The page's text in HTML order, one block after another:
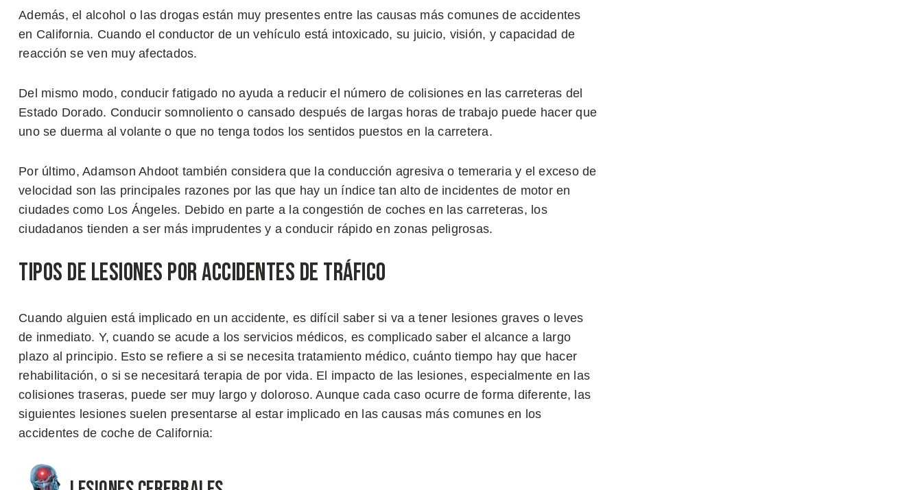
Además, el alcohol o las drogas están muy presentes entre las causas más comunes de accidentes
en California. Cuando el conductor de un vehículo está intoxicado, su juicio, visión, y capacidad de
reacción se ven muy afectados.
Del mismo modo, conducir fatigado no ayuda a reducir el número de colisiones en las carreteras del
Estado Dorado. Conducir somnoliento o cansado después de largas horas de trabajo puede hacer que
uno se duerma al volante o que no tenga todos los sentidos puestos en la carretera.
Por último, Adamson Ahdoot también considera que la conducción agresiva o temeraria y el exceso de
velocidad son las principales razones por las que hay un índice tan alto de incidentes de motor en
ciudades como Los Ángeles. Debido en parte a la congestión de coches en las carreteras, los
ciudadanos tienden a ser más imprudentes y a conducir rápido en zonas peligrosas.
Tipos de Lesiones por Accidentes de Tráfico
Cuando alguien está implicado en un accidente, es difícil saber si va a tener lesiones graves o leves
de inmediato. Y, cuando se acude a los servicios médicos, es complicado saber el alcance a largo
plazo al principio. Esto se refiere a si se necesita tratamiento médico, cuánto tiempo hay que hacer
rehabilitación, o si se necesitará terapia de por vida. El impacto de las lesiones, especialmente en las
colisiones traseras, puede ser muy largo y doloroso. Aunque cada caso ocurre de forma diferente, las
siguientes lesiones suelen presentarse al estar implicado en las causas más comunes en los
accidentes de coche de California: